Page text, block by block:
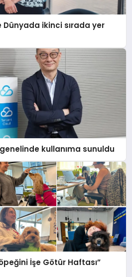
ikinci sırada yer
kullanıma sunuldu
İşe Götür Haftası”